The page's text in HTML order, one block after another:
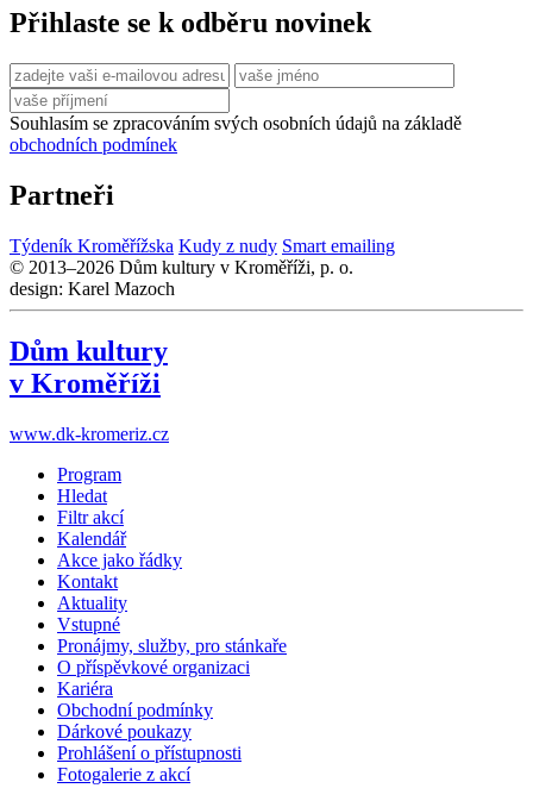
Přihlaste se k odběru novinek
Souhlasím se zpracováním svých osobních údajů na základě
obchodních podmínek
Partneři
Týdeník Kroměřížska Kudy z nudy Smart emailing
© 2013–2026 Dům kultury v Kroměříži, p. o.
design: Karel Mazoch
Dům kultury
v Kroměříži
www.dk-kromeriz.cz
Program
Hledat
Filtr akcí
Kalendář
Akce jako řádky
Kontakt
Aktuality
Vstupné
Pronájmy, služby, pro stánkaře
O příspěvkové organizaci
Kariéra
Obchodní podmínky
Dárkové poukazy
Prohlášení o přístupnosti
Fotogalerie z akcí